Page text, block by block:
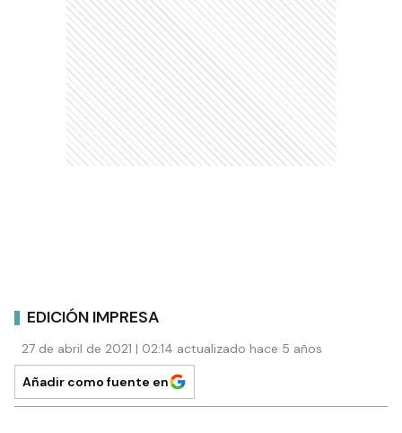
EDICIÓN IMPRESA
27 de abril de 2021 | 02:14 actualizado hace 5 años
Añadir como fuente en